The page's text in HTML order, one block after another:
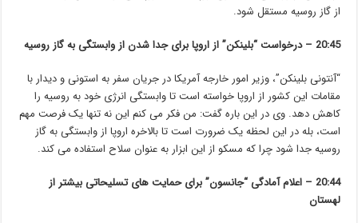
از گاز روسیه مستقل شود.
20:45 – درخواست “بلینکن” از اروپا برای جدا شدن از وابستگی به گاز روسیه
“آنتونی بلینکن”، وزیر امور خارجه آمریکا در جریان سفر به استونی و دیدار با
مقامات این کشور از اروپا خواسته است تا وابستگی انرژی خود به روسیه را
کاهش دهد. وی در این باره گفت: من فکر می کنم این نه تنها یک فرصت مهم
است، بله در این لحظه یک ضرورت است تا بالاخره اروپا از وابستگی به گاز
روسیه جدا شود چرا که مسکو از این ابزار به عنوان سلاح استفاده می کند.
20:44 – اعلام آمادگی “جانسون” برای حمایت های تسلیحاتی بیشتر از
لهستان